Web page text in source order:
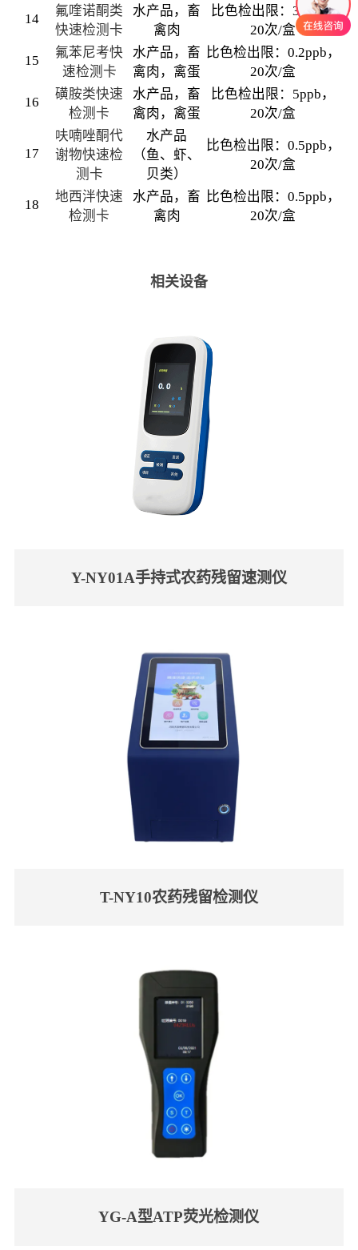
14
氟喹诺酮类
快速检测卡
水产品，畜
禽肉
比色检出限：3ppb，
20次/盒
15
氟苯尼考快
速检测卡
水产品，畜
禽肉，禽蛋
比色检出限：0.2ppb，
20次/盒
16
磺胺类快速
检测卡
水产品，畜
禽肉，禽蛋
比色检出限：5ppb，
20次/盒
17
呋喃唑酮代
谢物快速检
测卡
水产品
（鱼、虾、
贝类）
比色检出限：0.5ppb，
20次/盒
18
地西泮快速
检测卡
水产品，畜
禽肉
比色检出限：0.5ppb，
20次/盒
相关设备
Y-NY01A手持式农药残留速测仪
T-NY10农药残留检测仪
YG-A型ATP荧光检测仪